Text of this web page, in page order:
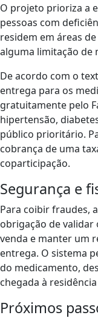
O projeto prioriza a
pessoas com
residem em áreas
alguma limitação de
De acordo com o
entrega para os
gratuitamente pelo
hipertensão,
público prioritário.
cobrança de uma
coparticipação.
Segurança e
Para coibir fraudes,
obrigação de
venda e manter um
entrega. O sistema
do medicamento,
chegada à
Próximos